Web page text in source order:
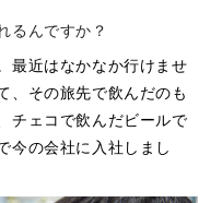
るんですか？
最近はなかなか行けませ
、その旅先で飲んだのも
チェコで飲んだビールで
今の会社に入社しまし